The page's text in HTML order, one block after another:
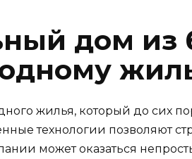
дом из
жилья, который до сих
технологии позволяют
может оказаться